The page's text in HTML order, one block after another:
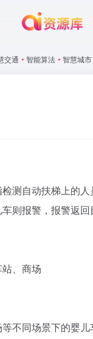
交通 • 智能算法 • 智慧城市
测自动扶梯上的
则报警，报警返回
、商场
不同场景下的婴